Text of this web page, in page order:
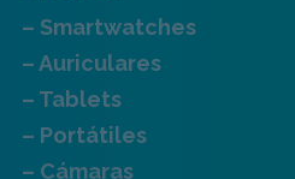
– Smartwatches
– Auriculares
– Tablets
– Portátiles
– Cámaras